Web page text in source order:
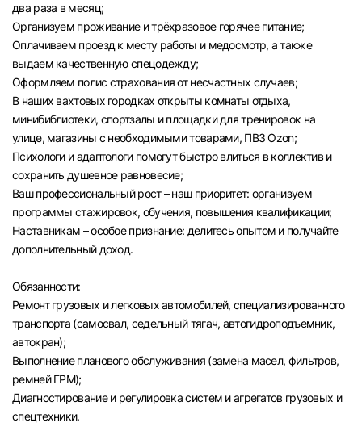
два раза в месяц;
Организуем проживание и трёхразовое горячее питание;
Оплачиваем проезд к месту работы и медосмотр, а также
выдаем качественную спецодежду;
Оформляем полис страхования от несчастных случаев;
В наших вахтовых городках открыты комнаты отдыха,
минибиблиотеки, спортзалы и площадки для тренировок на
улице, магазины с необходимыми товарами, ПВЗ Ozon;
Психологи и адаптологи помогут быстро влиться в коллектив и
сохранить душевное равновесие;
Ваш профессиональный рост – наш приоритет: организуем
программы стажировок, обучения, повышения квалификации;
Наставникам – особое признание: делитесь опытом и получайте
дополнительный доход.
Обязанности:
Ремонт грузовых и легковых автомобилей, специализированного
транспорта (самосвал, седельный тягач, автогидроподъемник,
автокран);
Выполнение планового обслуживания (замена масел, фильтров,
ремней ГРМ);
Диагностирование и регулировка систем и агрегатов грузовых и
спецтехники.